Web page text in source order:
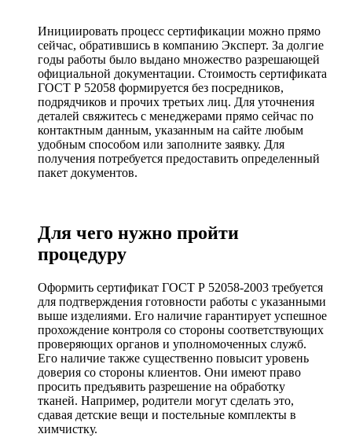
Инициировать процесс сертификации можно прямо
сейчас, обратившись в компанию Эксперт. За долгие
годы работы было выдано множество разрешающей
официальной документации. Стоимость сертификата
ГОСТ Р 52058 формируется без посредников,
подрядчиков и прочих третьих лиц. Для уточнения
деталей свяжитесь с менеджерами прямо сейчас по
контактным данным, указанным на сайте любым
удобным способом или заполните заявку. Для
получения потребуется предоставить определенный
пакет документов.
Для чего нужно пройти
процедуру
Оформить сертификат ГОСТ Р 52058-2003 требуется
для подтверждения готовности работы с указанными
выше изделиями. Его наличие гарантирует успешное
прохождение контроля со стороны соответствующих
проверяющих органов и уполномоченных служб.
Его наличие также существенно повысит уровень
доверия со стороны клиентов. Они имеют право
просить предъявить разрешение на обработку
тканей. Например, родители могут сделать это,
сдавая детские вещи и постельные комплекты в
химчистку.